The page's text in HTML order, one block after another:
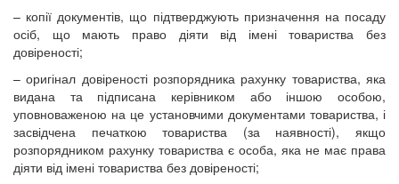
– копії документів, що підтверджують призначення на посаду
осіб, що мають право діяти від імені товариства без
довіреності;
– оригінал довіреності розпорядника рахунку товариства, яка
видана та підписана керівником або іншою особою,
уповноваженою на це установчими документами товариства, і
засвідчена печаткою товариства (за наявності), якщо
розпорядником рахунку товариства є особа, яка не має права
діяти від імені товариства без довіреності;